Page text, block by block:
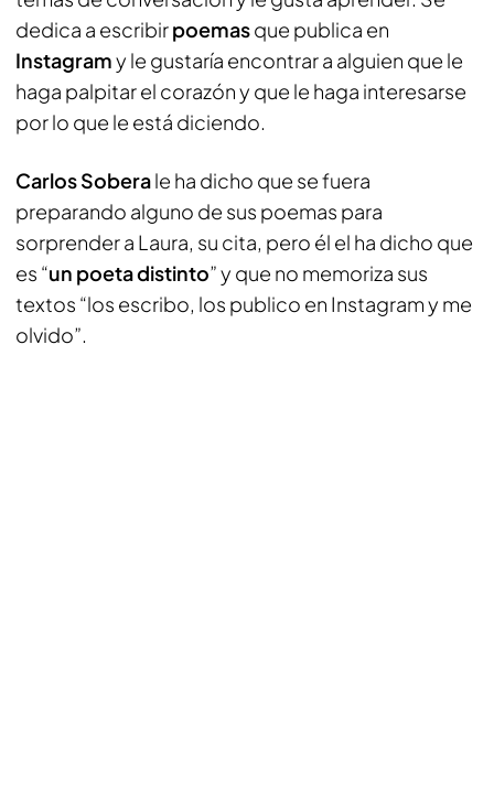
dedica a escribirpoemasque publica en
Instagramy le gustaría encontrar a alguien que le
haga palpitar el corazón y que le haga interesarse
por lo que le está diciendo.
Carlos Soberale ha dicho que se fuera
preparando alguno de sus poemas para
sorprender a Laura, su cita, pero él el ha dicho que
es “un poeta distinto” y que no memoriza sus
textos “los escribo, los publico en Instagram y me
olvido”.